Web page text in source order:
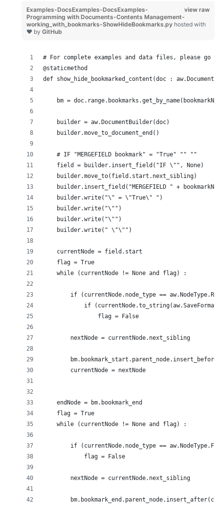
view raw
Examples-DocsExamples-DocsExamples-
Programming with Documents-Contents Management-
working_with_bookmarks-ShowHideBookmarks.py hosted with
❤ by GitHub
# For complete examples and data files, please go
@staticmethod
def show_hide_bookmarked_content(doc :
bm =
    builder = aw.DocumentBuilder(doc)
    builder.move_to_document_end()
    # IF "MERGEFIELD bookmark" = "True" "" ""
    field = builder.insert_field("IF \"", None)
    builder.move_to(field.start.next_sibling)
builder.insert_field("MERGEFIELD " +
    builder.write("\" = \"True\" ")
    builder.write("\"")
    builder.write("\"")
    builder.write(" \"\"")
    currentNode = field.start
    flag = True
    while (currentNode != None and flag) :
if (currentNode.node_type ==
if
                flag = False
        nextNode = currentNode.next_sibling
        currentNode = nextNode
    endNode = bm.bookmark_end
    flag = True
    while (currentNode != None and flag) :
if (currentNode.node_type ==
            flag = False
        nextNode = currentNode.next_sibling